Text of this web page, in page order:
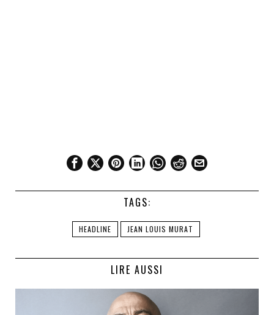
TAGS:
HEADLINE JEAN LOUIS MURAT
LIRE AUSSI